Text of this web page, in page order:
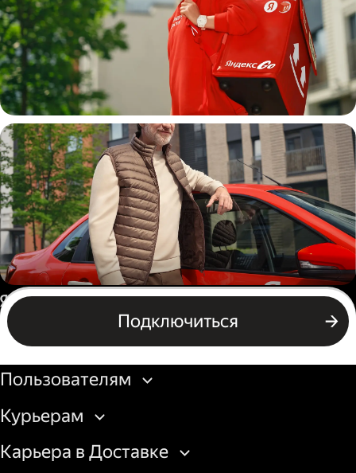
Пеший курьер
Автокурьер
Подключиться
Подключиться
Россия
Бизнесу
Пользователям
Курьерам
Карьера в Доставке